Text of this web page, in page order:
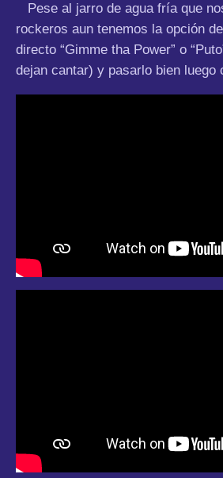
Pese al jarro de agua fría que
rockeros aun tenemos la opción
directo “Gimme tha Power” o
dejan cantar) y pasarlo bien luego